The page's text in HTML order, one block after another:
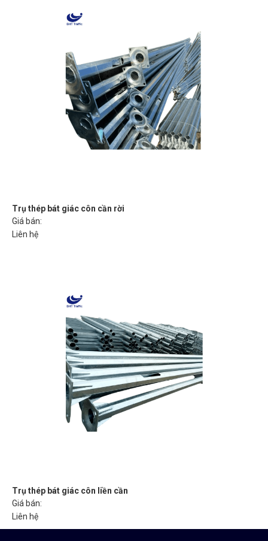
Trụ thép bát giác côn cần rời
Giá bán:
Liên hệ
Trụ thép bát giác côn liền cần
Giá bán:
Liên hệ